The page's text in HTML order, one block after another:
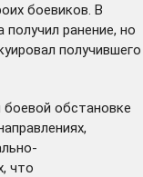
боевиков. В
получил ранение, но
получившего
обстановке
что